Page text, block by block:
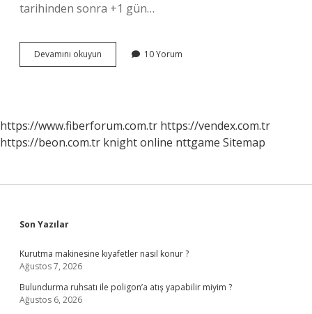
tarihinden sonra +1 gün…
Devamını okuyun
Ödeme
10 Yorum
https://www.fiberforum.com.tr https://vendex.com.tr
https://beon.com.tr knight online nttgame Sitemap
Sidebar
Son Yazılar
Kurutma makinesine kıyafetler nasıl konur ?
Ağustos 7, 2026
Bulundurma ruhsatı ile poligon’a atış yapabilir miyim ?
Ağustos 6, 2026